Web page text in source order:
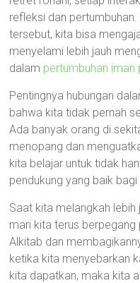
refleksi dan
tersebut, kita bisa
menyelami lebih jauh
dalam pertumbuhan iman
Pentingnya hubungan
bahwa kita tidak pernah
Ada banyak orang di
menopang dan
kita belajar untuk tidak
pendukung yang baik
Saat kita melangkah lebih
mari kita terus berpegang
Alkitab dan
ketika kita menyebarkan
kita dapatkan, maka kita